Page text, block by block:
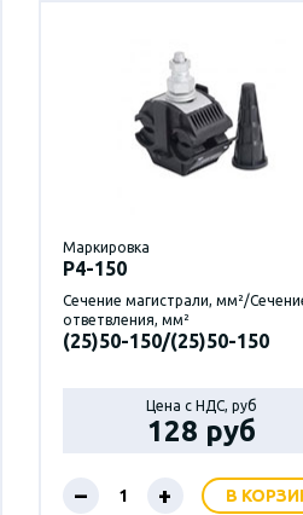
Маркировка
P4-150
Сечение магистрали, мм²/
ответвления, мм²
(25)50-150/(25)50-150
Цена с НДС, руб
128 руб
– + В